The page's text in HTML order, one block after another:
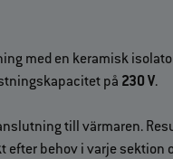
med en keramisk
på 230 V.
till värmaren.
behov i varje sektion